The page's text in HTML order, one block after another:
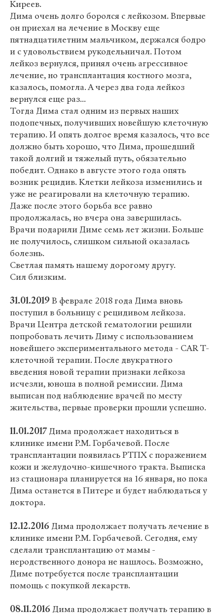
Киреев.
Дима очень долго боролся с лейкозом. Впервые
он приехал на лечение в Москву еще
пятнадцатилетним мальчиком, держался бодро
и с удовольствием рукодельничал. Потом
лейкоз вернулся, принял очень агрессивное
лечение, но трансплантация костного мозга,
казалось, помогла. А через два года лейкоз
вернулся еще раз...
Тогда Дима стал одним из первых наших
подопечных, получивших новейшую клеточную
терапию. И опять долгое время казалось, что все
должно быть хорошо, что Дима, прошедший
такой долгий и тяжелый путь, обязательно
победит. Однако в августе этого года опять
возник рецидив. Клетки лейкоза изменились и
уже не реагировали на клеточную терапию.
Даже после этого борьба все равно
продолжалась, но вчера она завершилась.
Врачи подарили Диме семь лет жизни. Больше
не получилось, слишком сильной оказалась
болезнь.
Светлая память нашему дорогому другу.
Сил близким.
31.01.2019 В феврале 2018 года Дима вновь
поступил в больницу с рецидивом лейкоза.
Врачи Центра детской гематологии решили
попробовать лечить Диму с использованием
новейшего экспериментального метода - CAR T-
клеточной терапии. После двукратного
введения новой терапии признаки лейкоза
исчезли, юноша в полной ремиссии. Дима
выписан под наблюдение врачей по месту
жительства, первые проверки прошли успешно.
11.01.2017 Дима продолжает находиться в
клинике имени Р.М. Горбачевой. После
трансплантации появилась РТПХ с поражением
кожи и желудочно-кишечного тракта. Выписка
из стационара планируется на 16 января, но пока
Дима останется в Питере и будет наблюдаться у
доктора.
12.12.2016 Дима продолжает получать лечение в
клинике имени Р.М. Горбачевой. Сегодня, ему
сделали трансплантацию от мамы -
неродственного донора не нашлось. Возможно,
Диме потребуется после трансплантации
помощь с покупкой лекарств.
08.11.2016 Дима продолжает получать терапию в